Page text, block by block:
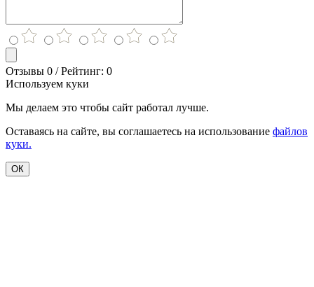
Отзывы 0 / Рейтинг: 0
Используем куки
Мы делаем это чтобы сайт работал лучше.
Оставаясь на сайте, вы соглашаетесь на использование файлов
куки.
ОК